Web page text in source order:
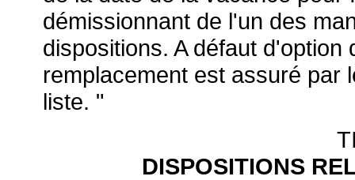
démissionnant de l'un des
dispositions. A défaut d'option
remplacement est assuré par
liste. "
DISPOSITIONS